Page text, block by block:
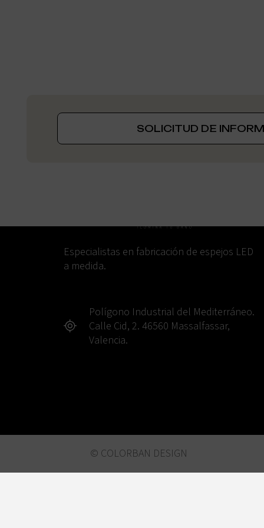
SOLICITUD DE
Especialistas en fabricación de espejos LED
a medida.
Polígono Industrial del Mediterráneo.
Calle Cid, 2. 46560 Massalfassar,
Valencia.
© COLORBAN DESIGN